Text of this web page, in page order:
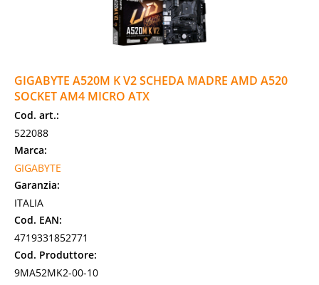
GIGABYTE A520M K V2 SCHEDA MADRE AMD A520
SOCKET AM4 MICRO ATX
Cod. art.:
522088
Marca:
GIGABYTE
Garanzia:
ITALIA
Cod. EAN:
4719331852771
Cod. Produttore:
9MA52MK2-00-10